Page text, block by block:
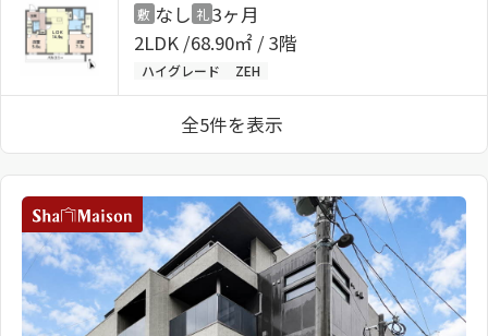
敷 なし 礼 3ヶ月
2LDK 68.90㎡ / 3階
ハイグレード ZEH
全5件を表示